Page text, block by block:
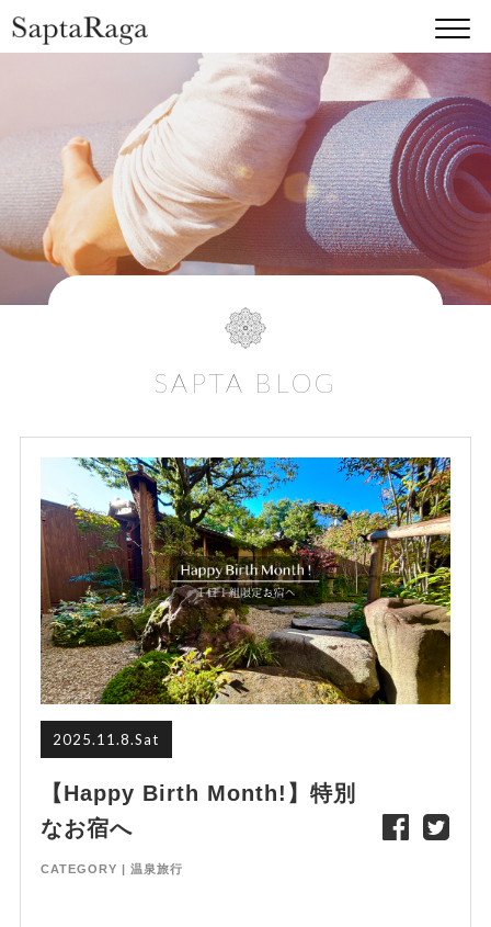
SAPTA BLOG
2025.11.8.Sat
【Happy Birth Month!】特別
なお宿へ
CATEGORY | 温泉旅行